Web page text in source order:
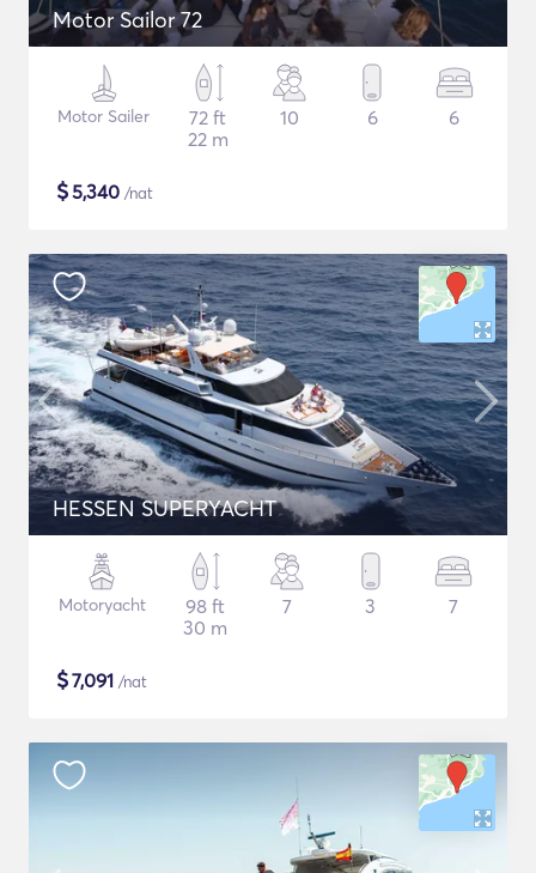
Motor Sailor 72
Motor Sailer
72 ft
22 m
10 6 6
$5,340 /nat
HESSEN SUPERYACHT
Motoryacht
98 ft
30 m
7 3 7
$7,091 /nat